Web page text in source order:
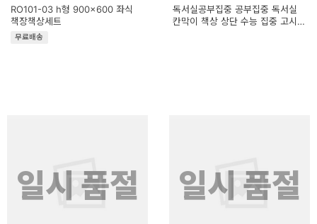
RO101-03 h형 900x600 좌식
책장책상세트
무료배송
독서실공부집중 공부집중 독서실
칸막이 책상 상단 수능 집중 고시
일시 품절 일시 품절